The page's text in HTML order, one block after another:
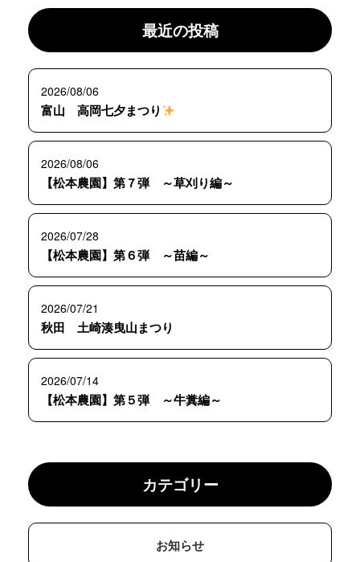
最近の投稿
2026/08/06
富山 高岡七夕まつり
2026/08/06
【松本農園】第７弾 ～草刈り編～
2026/07/28
【松本農園】第６弾 ～苗編～
2026/07/21
秋田 土崎湊曳山まつり
2026/07/14
【松本農園】第５弾 ～牛糞編～
カテゴリー
お知らせ